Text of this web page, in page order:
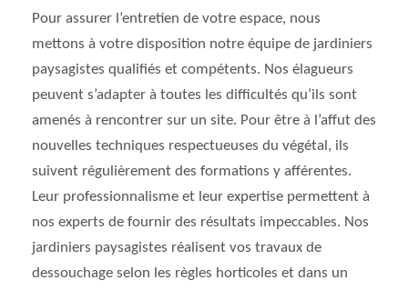
Pour assurer l’entretien de votre espace, nous
mettons à votre disposition notre équipe de jardiniers
paysagistes qualifiés et compétents. Nos élagueurs
peuvent s’adapter à toutes les difficultés qu’ils sont
amenés à rencontrer sur un site. Pour être à l’affut des
nouvelles techniques respectueuses du végétal, ils
suivent régulièrement des formations y afférentes.
Leur professionnalisme et leur expertise permettent à
nos experts de fournir des résultats impeccables. Nos
jardiniers paysagistes réalisent vos travaux de
dessouchage selon les règles horticoles et dans un